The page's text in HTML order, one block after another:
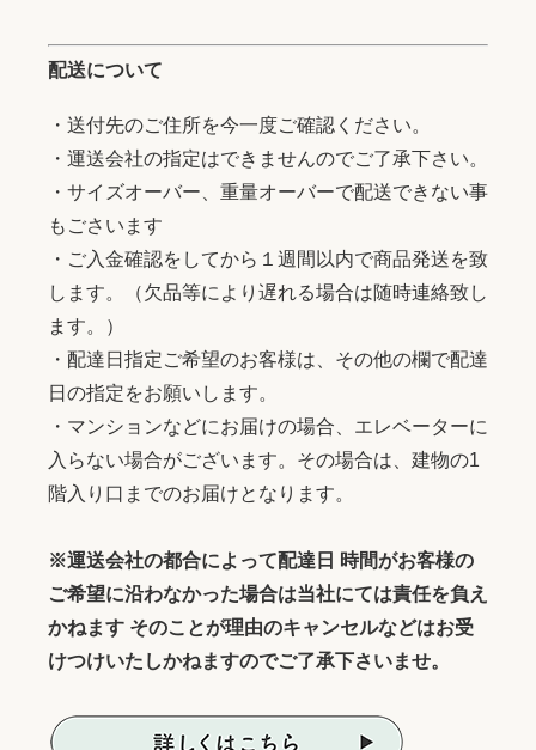
配送について
・送付先のご住所を今一度ご確認ください。
・運送会社の指定はできませんのでご了承下さい。
・サイズオーバー、重量オーバーで配送できない事
もごさいます
・ご入金確認をしてから１週間以内で商品発送を致
します。（欠品等により遅れる場合は随時連絡致し
ます。）
・配達日指定ご希望のお客様は、その他の欄で配達
日の指定をお願いします。
・マンションなどにお届けの場合、エレベーターに
入らない場合がございます。その場合は、建物の1
階入り口までのお届けとなります。
※運送会社の都合によって配達日 時間がお客様の
ご希望に沿わなかった場合は当社にては責任を負え
かねます そのことが理由のキャンセルなどはお受
けつけいたしかねますのでご了承下さいませ。